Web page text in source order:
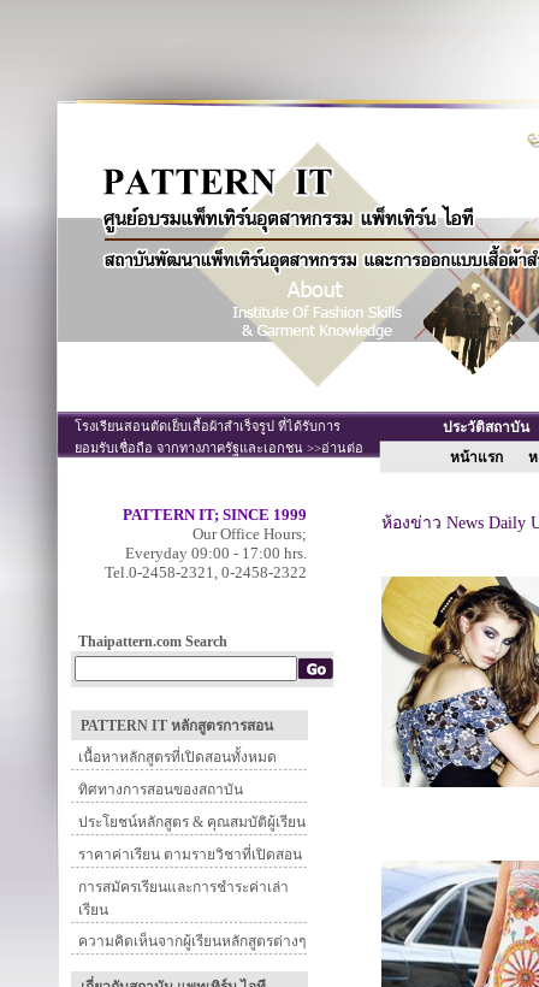
โรงเรียนสอนตัดเย็บเสื้อผ้าสำเร็จรูป ที่ได้รับการ
ยอมรับเชื่อถือ จากทางภาครัฐและเอกชน >>อ่านต่อ
ประวัติสถาบัน
หน้าแรก
ห
PATTERN IT; SINCE 1999
Our Office Hours;
Everyday 09:00 - 17:00 hrs.
Tel.0-2458-2321, 0-2458-2322
Thaipattern.com Search
PATTERN IT หลักสูตรการสอน
เนื้อหาหลักสูตรที่เปิดสอนทั้งหมด
ทิศทางการสอนของสถาบัน
ประโยชน์หลักสูตร & คุณสมบัติผู้เรียน
ราคาค่าเรียน ตามรายวิชาที่เปิดสอน
การสมัครเรียนและการชำระค่าเล่า
เรียน
ความคิดเห็นจากผู้เรียนหลักสูตรต่างๆ
ห้องข่าว News Daily